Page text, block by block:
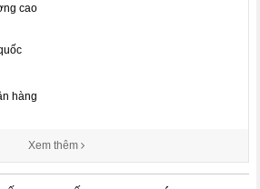
cao
hàng
Xem thêm